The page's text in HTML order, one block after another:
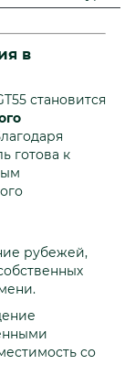
в
становится
готова к
рубежей,
со